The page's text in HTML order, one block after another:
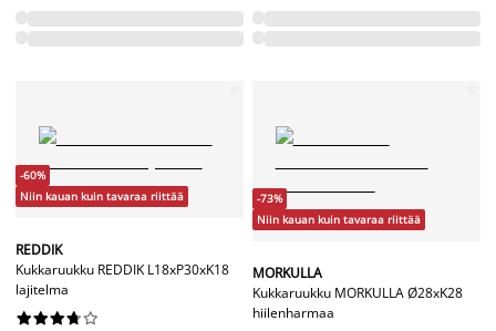
-60%
Niin kauan kuin tavaraa riittää
REDDIK
Kukkaruukku REDDIK L18xP30xK18
lajitelma






-73%
Niin kauan kuin tavaraa riittää
MORKULLA
Kukkaruukku MORKULLA Ø28xK28
hiilenharmaa